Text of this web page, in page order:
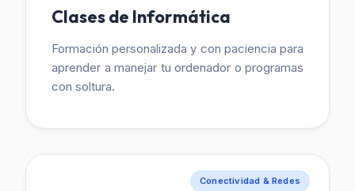
Clases de Informática
Formación personalizada y con paciencia para
aprender a manejar tu ordenador o programas
con soltura.
Conectividad & Redes